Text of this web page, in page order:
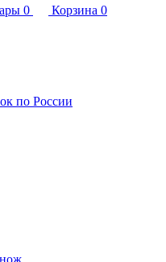
0 Корзина 0
по России